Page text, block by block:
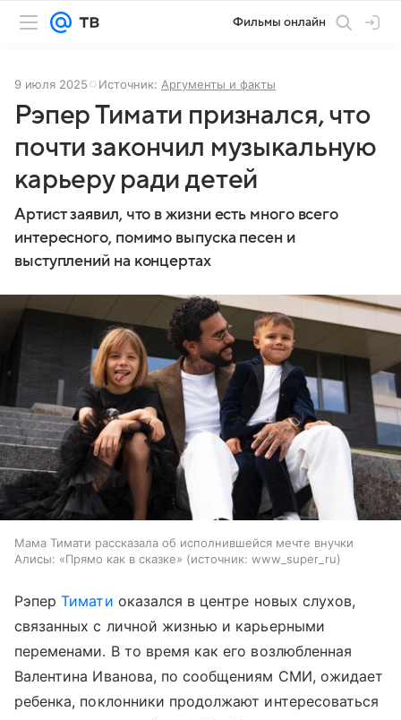
Фильмы онлайн
9 июля 2025 Источник: Аргументы и факты
Рэпер Тимати признался, что
почти закончил музыкальную
карьеру ради детей
Артист заявил, что в жизни есть много всего
интересного, помимо выпуска песен и
выступлений на концертах
Мама Тимати рассказала об исполнившейся мечте внучки
Алисы: «Прямо как в сказке»
источник: www_super_ru
РэперТимати оказался в центре новых слухов,
связанных с личной жизнью и карьерными
переменами. В то время как его возлюбленная
Валентина Иванова, по сообщениям СМИ, ожидает
ребенка, поклонники продолжают интересоваться